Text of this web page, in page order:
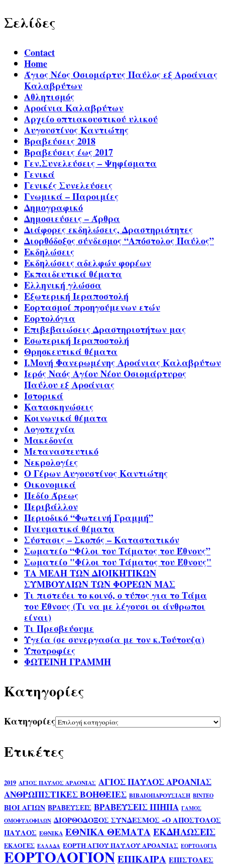
Σελίδες
Contact
Home
Άγιος Νέος Οσιομάρτυς Παύλος εξ Αροάνιας
Καλαβρύτων
Αθλητισμός
Αροάνια Καλαβρύτων
Αρχείο οπτιακουστικού υλικού
Αυγουστίνος Καντιώτης
Βραβεύσεις 2018
Βραβεύσεις έως 2017
Γεν.Συνελεύσεις – Ψηφίσματα
Γενικά
Γενικές Συνελεύσεις
Γνωμικά – Παροιμίες
Δημογραφικό
Δημοσιεύσεις – Άρθρα
Διάφορες εκδηλώσεις, Δραστηριότητες
Διορθόδοξος σύνδεσμος “Απόστολος Παύλος”
Εκδηλώσεις
Εκδηλώσεις αδελφών φορέων
Εκπαιδευτικά θέματα
Ελληνική γλώσσα
Εξωτερική Ιεραποστολή
Εορτασμοί προηγούμενων ετών
Εορτολόγια
Επιβεβαιώσεις Δραστηριοτήτων μας
Εσωτερική Ιεραποστολή
Θρησκευτικά θέματα
Ι.Μονή Φανερωμένης Αροάνιας Καλαβρύτων
Ιερός Ναός Αγίου Νέου Οσιομάρτυρος
Παύλου εξ Αροάνιας
Ιστορικά
Κατασκηνώσεις
Κοινωνικά θέματα
Λογοτεχνία
Μακεδονία
Μεταναστευτικό
Νεκρολογίες
Ο Γέρων Αυγουστίνος Καντιώτης
Οικονομικά
Πεδίο Άρεως
Περιβάλλον
Περιοδικό “Φωτεινή Γραμμή”
Πνευματικά θέματα
Σύστασις – Σκοπός – Καταστατικόν
Σωματείο “Φίλοι του Τάματος του Έθνους”
Σωματείο "Φίλοι του Τάματος του Έθνους"
ΤΑ ΜΕΛΗ ΤΩΝ ΔΙΟΙΚΗΤΙΚΩΝ
ΣΥΜΒΟΥΛΙΩΝ ΤΩΝ ΦΟΡΕΩΝ ΜΑΣ
Τι πιστεύει το κοινό, ο τύπος για το Τάμα
του Έθνους (Τι να με λέγουσι οι άνθρωποι
είναι)
Τι Πρεσβεύουμε
Υγεία (σε συνεργασία με τον κ.Τούτουζα)
Υποτροφίες
ΦΩΤΕΙΝΗ ΓΡΑΜΜΗ
Kατηγορίες
Kατηγορίες
Ετικέτες
2019 ΑΓΙΟΣ ΠΑΥΛΟΣ ΑΡΑΟΝΙΑΣ ΑΓΙΟΣ ΠΑΥΛΟΣ ΑΡΟΑΝΙΑΣ
ΑΝΘΡΩΠΙΣΤΙΚΕΣ ΒΟΗΘΕΙΕΣ ΒΙΒΛΙΟΠΑΡΟΥΣΙΑΣΗ ΒΙΝΤΕΟ
ΒΙΟΙ ΑΓΙΩΝ ΒΡΑΒΕΥΣΕΙΣ ΒΡΑΒΕΥΣΕΙΣ ΙΠΗΠΑ ΓΑΜΟΣ
ΟΜΟΦΥΛΟΦΙΛΩΝ ΔΙΟΡΘΟΔΟΞΟΣ ΣΥΝΔΕΣΜΟΣ «Ο ΑΠΟΣΤΟΛΟΣ
ΠΑΥΛΟΣ ΕΘΝΙΚΑ ΕΘΝΙΚΑ ΘΕΜΑΤΑΕΚΔΗΛΩΣΕΙΣ
ΕΚΛΟΓΕΣ ΕΛΛΑΔΑ ΕΟΡΤΗ ΑΓΙΟΥ ΠΑΥΛΟΥ ΑΡΟΑΝΙΑΣ ΕΟΡΤΟΛΟΓΙΑ
ΕΟΡΤΟΛΟΓΙΟΝΕΠΙΚΑΙΡΑ ΕΠΙΣΤΟΛΕΣ